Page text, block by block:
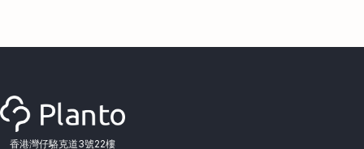
香港灣仔駱克道3號22樓